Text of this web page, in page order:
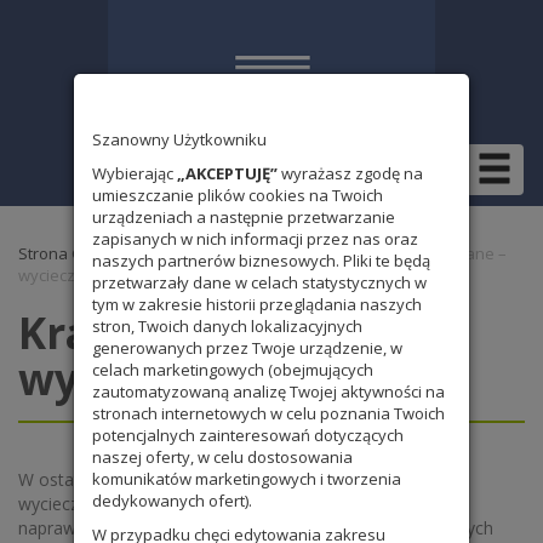
Szanowny Użytkowniku
Wybierając „AKCEPTUJĘ”wyrażasz zgodę na
umieszczanie plików cookies na Twoich
urządzeniach a następnie przetwarzanie
zapisanych w nich informacji przez nas oraz
naszych partnerów biznesowych. Pliki te będą
przetwarzały dane w celach statystycznych w
tym w zakresie historii przeglądania naszych
stron, Twoich danych lokalizacyjnych
generowanych przez Twoje urządzenie, w
celach marketingowych (obejmujących
zautomatyzowaną analizę Twojej aktywności na
stronach internetowych w celu poznania Twoich
potencjalnych zainteresowań dotyczących
naszej oferty, w celu dostosowania
komunikatów marketingowych i tworzenia
dedykowanych ofert).
W przypadku chęci edytowania zakresu
Strona Główna»Wydarzenia 2011/2012» Kraków – Zakopane –
wycieczka 1a i 2a
Kraków – Zakopane –
wycieczka 1a i 2a
W ostatnim tygodniu maja klasy 1a i 2a odbyły 5-dniową
wycieczkę, m.in. do Krakowa i Zakopanego. Wyjazd był
naprawdę interesujący i udany. Zwiedziliśmy wiele ciekawych